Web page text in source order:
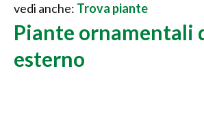
vedi anche: Trova piante
Piante ornamentali
esterno